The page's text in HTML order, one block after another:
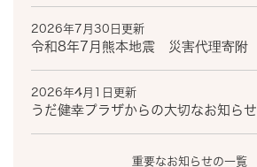
2026年7月30日更新
令和8年7月熊本地震 災害代理寄附
2026年4月1日更新
うだ健幸プラザからの大切なお知らせ
重要なお知らせの一覧